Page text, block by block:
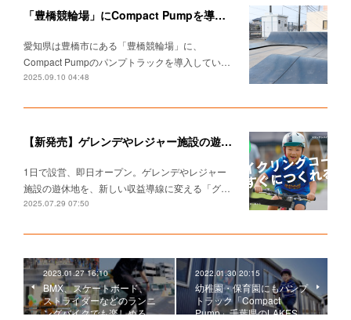
「豊橋競輪場」にCompact Pumpを導入していただきました。
愛知県は豊橋市にある「豊橋競輪場」に、
Compact Pumpのパンプトラックを導入してい…
2025.09.10 04:48
【新発売】 ゲレンデやレジャー施設の遊休地を、たった"1日"で家族向けサイクルパークへ転換できる 「グリーンサイクリングコース・キット」登場！
1日で設営、即日オープン。 ゲレンデやレジャー
施設の遊休地を、 新しい収益導線に変える 「グ…
2025.07.29 07:50
2023.01.27 16:10
BMX、スケートボード、
ストライダーなどのランニ
ングバイクでも楽しめる…
2022.01.30 20:15
幼稚園・保育園にもパンプ
トラック「Compact
Pump」千葉県のLAKES…